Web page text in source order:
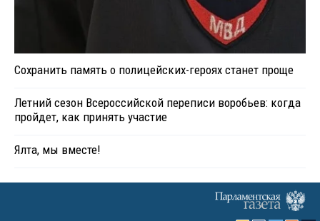
Сохранить память о полицейских-героях станет проще
Летний сезон Всероссийской переписи воробьев: когда
пройдет, как принять участие
Ялта, мы вместе!